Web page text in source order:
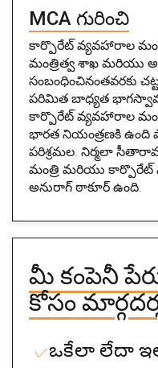
MCA గురించి
కార్పొరేట్ వ్యవహారాల
మంత్రిత్వ శాఖ మరియు
సంబంధించినంతవరకు
పరిమిత బాధ్యత
కార్పొరేట్ వ్యవహారాల
భారత నియంత్రణకి ఉంది
పరిశ్రమల. నిర్మలా
మంత్రి మరియు
అనురాగ్ ఠాకూర్ ఉంది.
మీ కంపెనీ
కోసం
ఒకేలా లేదా